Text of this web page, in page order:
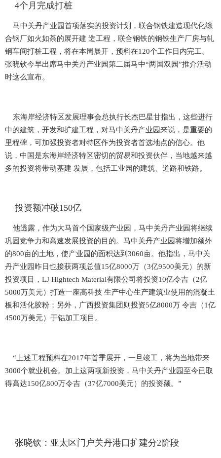
4个月完成打桩
马中关丹产业园首项落实的投资计划，联合钢铁建造现代化综
合钢厂如火如荼的展开建 造工程，联合钢铁的钢铁生产厂房与轧
钢车间打桩工程，将在本周展开，预料在120个工作日内完工。
张晓钦今早出席马中关丹产业园第二届马中“两国双园”推介活动
时这么宣布。
东海岸经济特区发展理事会总执行长杰巴星甘指出，这些进行
中的建筑，开发和扩建工程，对马中关丹产业园来说，是重要的
里程碑，可加强投资者对特区作为投资者首选地点的信心。他
说，中国是东海岸经济特区密切的贸易和投资伙伴，当地越来越
多的投资将带动基建 发展，包括工业园的建筑、道路和铁路。
投资额冲破150亿
他透露，作为大马首个国家级产业园，马中关丹产业园将继续
巩固竞争力和高速发展投资的目的。马中关丹产业园将增加额外
的800亩的土地，使产业园的面积达到3060亩。他指出，马中关
丹产业园昨日也接获两项总值15亿8000万（3亿9500美元）的新
投资项目，LJ Hightech Material有限公司将投资10亿令吉（2亿
5000万美元）打造一座高科技 生产中心生产建筑业使用的混凝土
板和活化胶粉；另外，广西投资集团则投资5亿8000万 令吉（1亿
4500万美元）于铝加工项目。
“上述工程预料在2017年首季展开，一旦竣工，将为当地带来
3000个就业机会。加上这两项新投资，马中关丹产业园至今已取
得高达150亿800万令吉（37亿7000美元）的投资额。”
张晓钦：亚太区门户关丹港口扩建分2阶段